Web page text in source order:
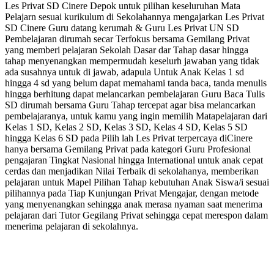
Les Privat SD Cinere Depok untuk pilihan keseluruhan Mata
Pelajarn sesuai kurikulum di Sekolahannya mengajarkan Les Privat
SD Cinere Guru datang kerumah & Guru Les Privat UN SD
Pembelajaran dirumah secar Terfokus bersama Gemilang Privat
yang memberi pelajaran Sekolah Dasar dar Tahap dasar hingga
tahap menyenangkan mempermudah keselurh jawaban yang tidak
ada susahnya untuk di jawab, adapula Untuk Anak Kelas 1 sd
hingga 4 sd yang belum dapat memahami tanda baca, tanda menulis
hingga berhitung dapat melancarkan pembelajaran Guru Baca Tulis
SD dirumah bersama Guru Tahap tercepat agar bisa melancarkan
pembelajaranya, untuk kamu yang ingin memilih Matapelajaran dari
Kelas 1 SD, Kelas 2 SD, Kelas 3 SD, Kelas 4 SD, Kelas 5 SD
hingga Kelas 6 SD pada Pilih lah Les Privat terpercaya diCinere
hanya bersama Gemilang Privat pada kategori Guru Profesional
pengajaran Tingkat Nasional hingga International untuk anak cepat
cerdas dan menjadikan Nilai Terbaik di sekolahanya, memberikan
pelajaran untuk Mapel Pilihan Tahap kebutuhan Anak Siswa/i sesuai
pilihannya pada Tiap Kunjungan Privat Mengajar, dengan metode
yang menyenangkan sehingga anak merasa nyaman saat menerima
pelajaran dari Tutor Gegilang Privat sehingga cepat merespon dalam
menerima pelajaran di sekolahnya.